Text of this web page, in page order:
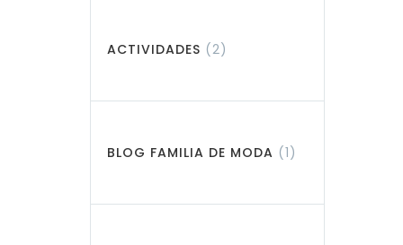
ACTIVIDADES (2)
BLOG FAMILIA DE MODA (1)